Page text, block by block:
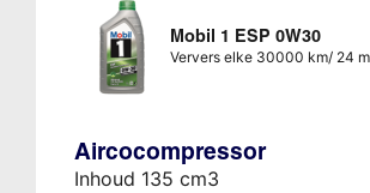
Mobil 1 ESP 0W30
Ververs elke 30000 km/ 24
Aircocompressor
Inhoud 135 cm3